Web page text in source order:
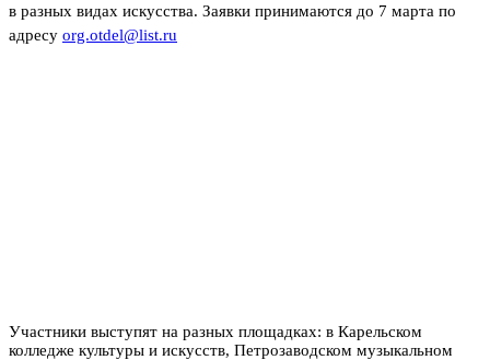
в разных видах искусства. Заявки принимаются до 7 марта по
адресу org.otdel@list.ru
Участники выступят на разных площадках: в Карельском
колледже культуры и искусств, Петрозаводском музыкальном